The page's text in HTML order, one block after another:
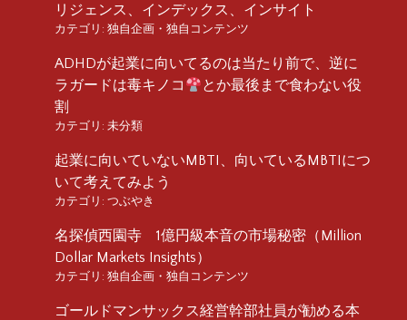
リジェンス、インデックス、インサイト
カテゴリ: 独自企画・独自コンテンツ
ADHDが起業に向いてるのは当たり前で、逆に
ラガードは毒キノコ
とか最後まで食わない役
割
カテゴリ: 未分類
起業に向いていないMBTI、向いているMBTIにつ
いて考えてみよう
カテゴリ: つぶやき
名探偵西園寺 1億円級本音の市場秘密（Million
Dollar Markets Insights）
カテゴリ: 独自企画・独自コンテンツ
ゴールドマンサックス経営幹部社員が勧める本